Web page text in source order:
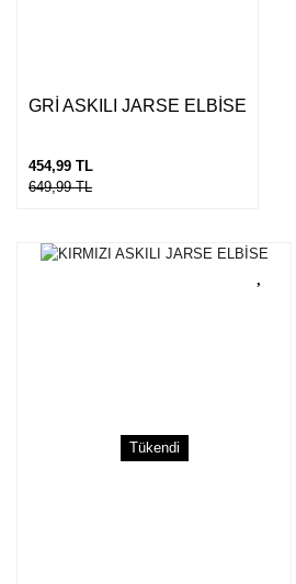
GRİ ASKILI JARSE ELBİSE
454,99 TL
649,99 TL
Tükendi